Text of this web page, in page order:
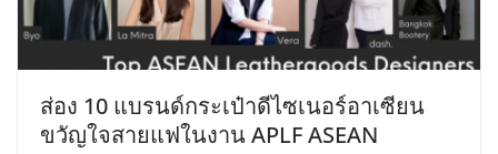
ส่อง 10 แบรนด์กระเป๋าดีไซเนอร์อาเซียน
ขวัญใจสายแฟในงาน APLF ASEAN